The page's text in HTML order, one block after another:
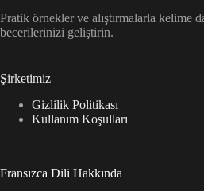
Pratik örnekler ve alıştırmalarla kelime
becerilerinizi geliştirin.
Şirketimiz
Gizlilik Politikası
Kullanım Koşulları
Fransızca Dili Hakkında